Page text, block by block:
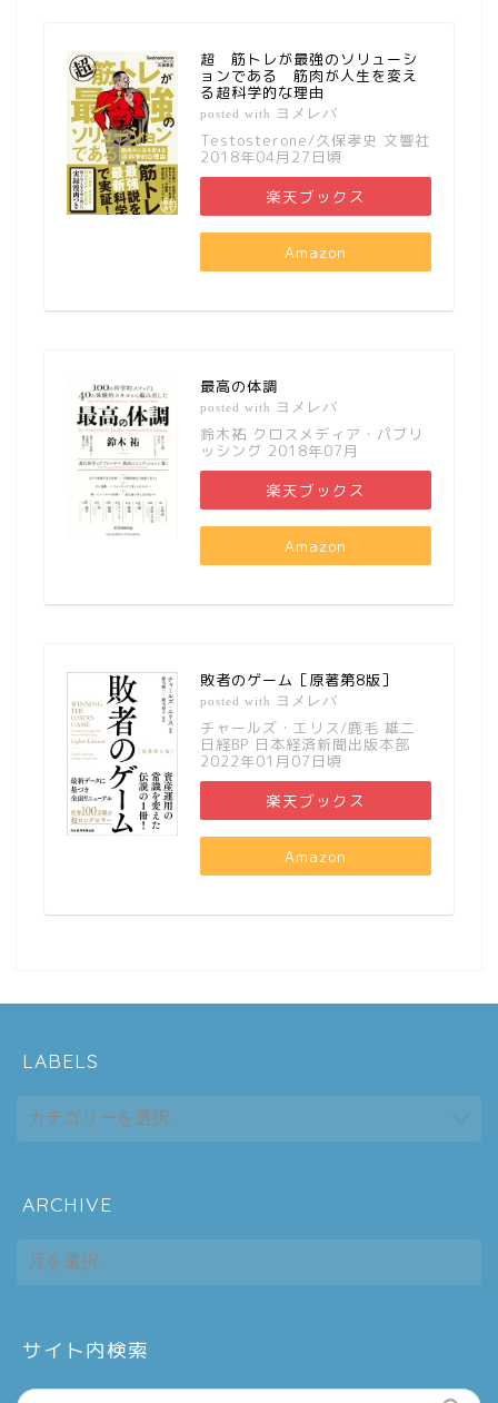
超 筋トレが最強のソリューシ
ョンである 筋肉が人生を変え
る超科学的な理由
posted with ヨメレバ
Testosterone/久保孝史 文響社
2018年04月27日頃
楽天ブックス
Amazon
最高の体調
posted with ヨメレバ
鈴木祐 クロスメディア・パブリ
ッシング 2018年07月
楽天ブックス
Amazon
敗者のゲーム［原著第8版］
posted with ヨメレバ
チャールズ・エリス/鹿毛 雄二
日経BP 日本経済新聞出版本部
2022年01月07日頃
楽天ブックス
Amazon
LABELS
ARCHIVE
ARCHIVE
サイト内検索